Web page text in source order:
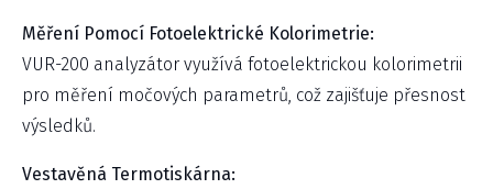
Měření Pomocí Fotoelektrické Kolorimetrie:
VUR-200 analyzátor využívá fotoelektrickou kolorimetrii
pro měření močových parametrů, což zajišťuje přesnost
výsledků.
Vestavěná Termotiskárna: